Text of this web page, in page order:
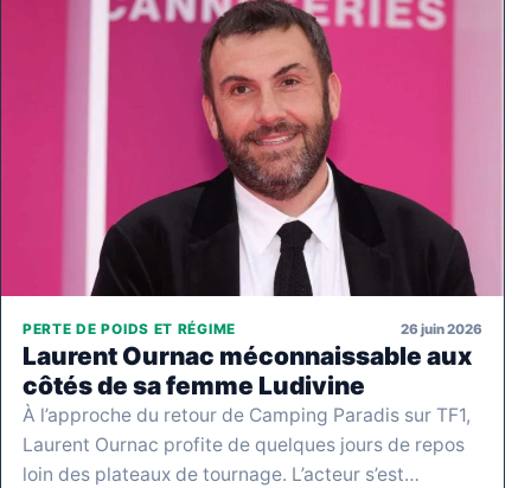
PERTE DE POIDS ET RÉGIME 26 juin 2026
Laurent Ournac méconnaissable aux
côtés de sa femme Ludivine
À l’approche du retour de Camping Paradis sur TF1,
Laurent Ournac profite de quelques jours de repos
loin des plateaux de tournage. L’acteur s’est…